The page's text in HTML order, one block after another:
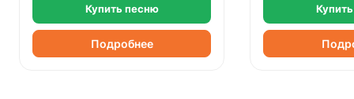
Купить песню
Подробнее